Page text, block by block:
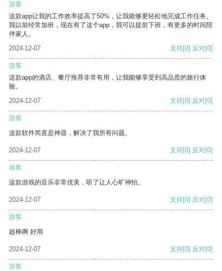
游客
这款app让我的工作效率提高了50%，让我能够更轻松地完成工作任务。
我以前经常加班，现在有了这个app，我可以提前下班，有更多的时间陪
伴家人。
2024-12-07
支持[0] 反对[0]
游客
这款app的酒店、餐厅推荐非常有用，让我能够享受到高品质的旅行体
验。
2024-12-07
支持[0] 反对[0]
游客
这款软件简直是神器，解决了我所有问题。
2024-12-07 支持[0] 反对[0]
游客
这款游戏的音乐非常优美，听了让人心旷神怡。
2024-12-07 支持[0] 反对[0]
游客
超棒啊 好用
2024-12-07 支持[0] 反对[0]
游客